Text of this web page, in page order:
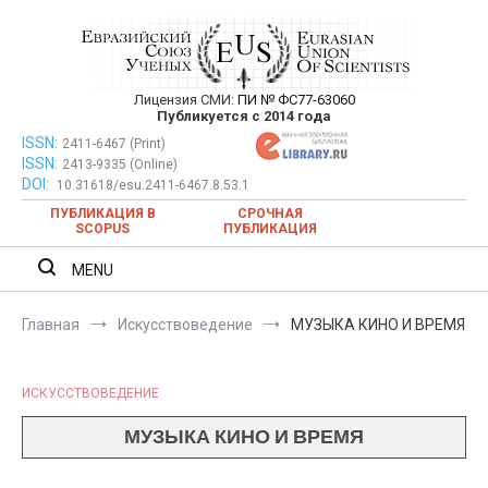
Евразийский Союз Ученых —
публикация научных статей в
ежемесячном научном журнале
Лицензия СМИ: ПИ № ФС77-63060
Публикуется с 2014 года
Евразийский Союз Ученых — публикация научных статей в
ежемесячном научном журнале
ISSN: 2411-6467 (Print)
ISSN: 2413-9335 (Online)
DOI:
10.31618/esu.2411-6467.8.53.1
ПУБЛИКАЦИЯ В
SCOPUS
СРОЧНАЯ
ПУБЛИКАЦИЯ
MENU
Главная Искусствоведение МУЗЫКА КИНО И ВРЕМЯ
ИСКУССТВОВЕДЕНИЕ
МУЗЫКА КИНО И ВРЕМЯ